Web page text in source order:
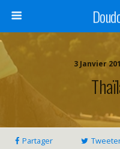
3 Janvier
Partager